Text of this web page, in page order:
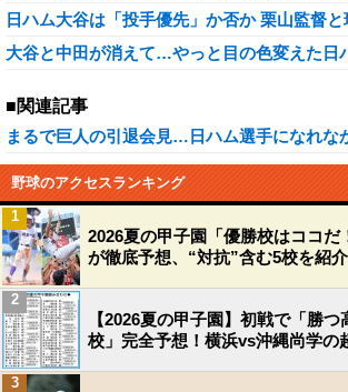
日ハム大谷は「投手優先」か否か 栗山監督
大谷と中田が消えて…やっと目の色変えた日
■関連記事
まるで巨人の引退会見…日ハム選手になれな
野球のアクセスランキング
2026夏の甲子園「優勝校はココだ
が徹底予想、“対抗”含む5校を紹介
1
【2026夏の甲子園】初戦で「勝
校」完全予想！横浜vs沖縄尚学
2
3